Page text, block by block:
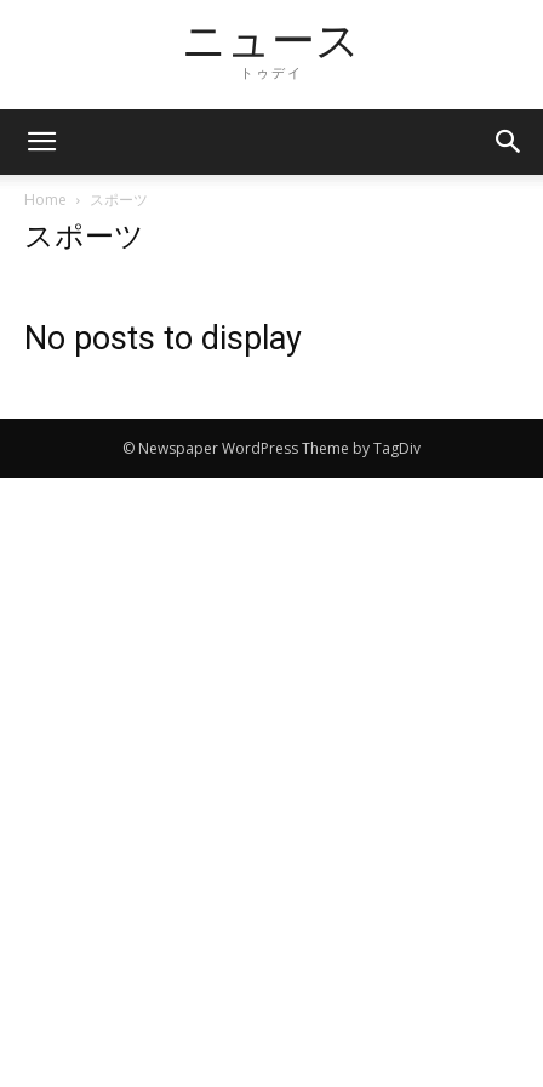
ニュース
トゥデイ
Home スポーツ
スポーツ
No posts to display
© Newspaper WordPress Theme by TagDiv